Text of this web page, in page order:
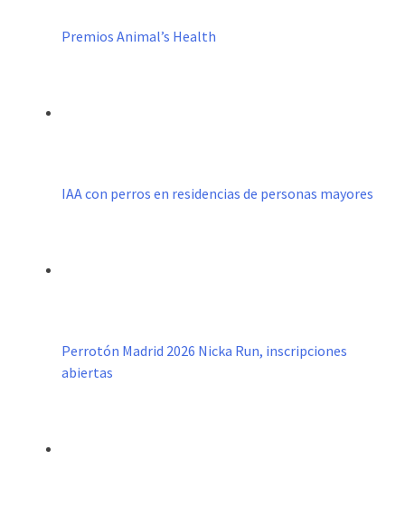
Premios Animal’s Health
IAA con perros en residencias de personas mayores
Perrotón Madrid 2026 Nicka Run, inscripciones
abiertas